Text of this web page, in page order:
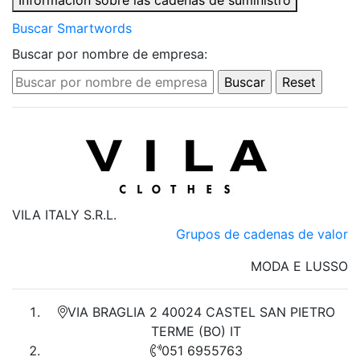
Buscar Smartwords
Buscar por nombre de empresa:
VILA ITALY S.R.L.
Grupos de cadenas de valor
MODA E LUSSO
VIA BRAGLIA 2 40024 CASTEL SAN PIETRO
TERME (BO) IT
051 6955763